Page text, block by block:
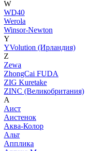
W
WD40
Werola
Winsor-Newton
Y
YVolution (Ирландия)
Z
Zewa
ZhongCai FUDA
ZIG Kuretake
ZINC (Великобритания)
А
Аист
Аистенок
Аква-Колор
Альт
Апплика